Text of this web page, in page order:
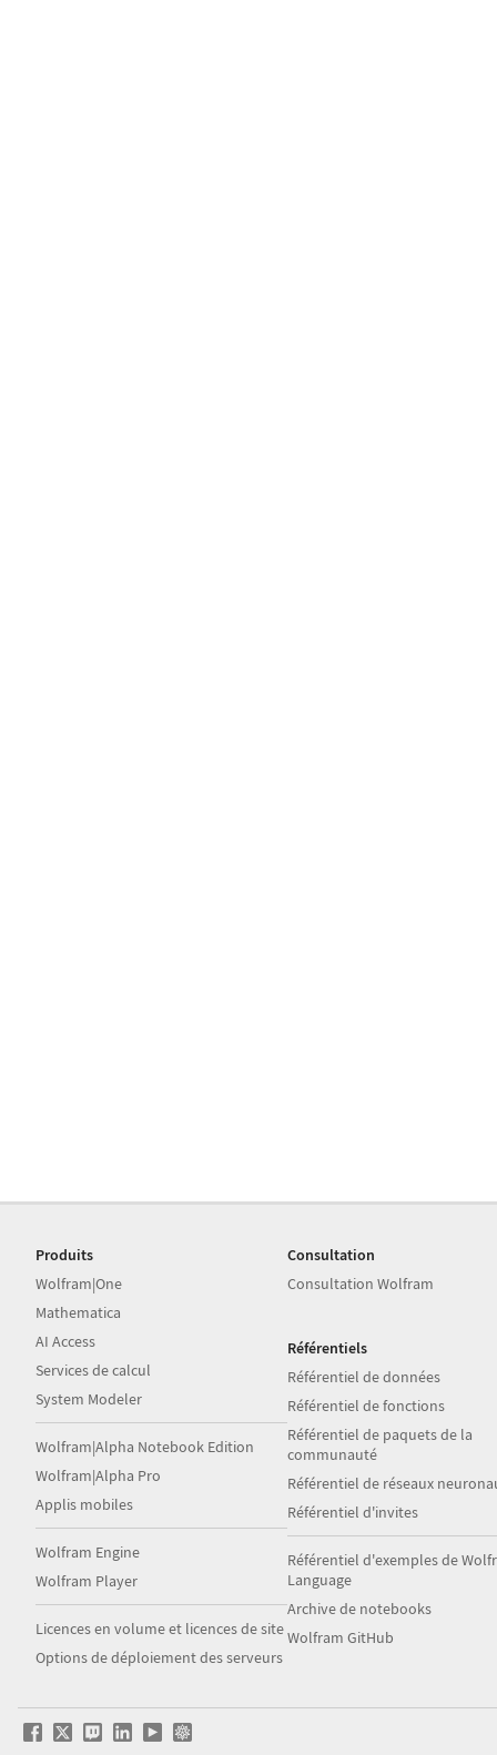
Produits
Wolfram|One
Mathematica
AI Access
Services de calcul
System Modeler
Wolfram|Alpha Notebook Edition
Wolfram|Alpha Pro
Applis mobiles
Wolfram Engine
Wolfram Player
Licences en volume et licences de site
Options de déploiement des serveurs
Consultation
Consultation Wolfram
Référentiels
Référentiel de données
Référentiel de fonctions
Référentiel de paquets de la
communauté
Référentiel de réseaux
Référentiel d'invites
Référentiel d'exemples de
Language
Archive de notebooks
Wolfram GitHub